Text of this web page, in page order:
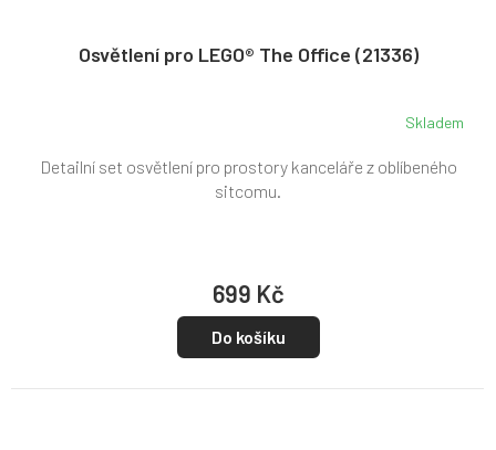
Osvětlení pro LEGO® The Office (21336)
Skladem
699 Kč
Do košíku
Detailní set osvětlení pro prostory kanceláře z oblíbeného
sitcomu.